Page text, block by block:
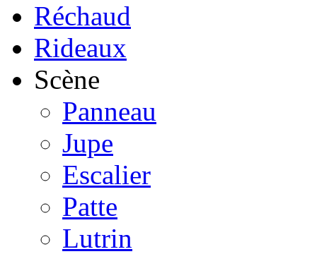
Réchaud
Rideaux
Scène
Panneau
Jupe
Escalier
Patte
Lutrin